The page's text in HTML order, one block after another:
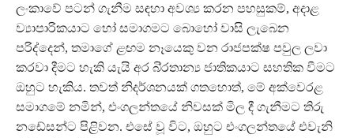
ලංකාවේ පටන් ගැනීම සඳහා අවශ්‍ය කරන පහසුකම්, අදාළ
ව්‍යාපාරිකයාට හෝ සමාගමට බොහෝ වාසි ලැබෙන
පරිද්දෙන්, තමාගේ ළඟම නෑයෙකු වන රාජපක්ෂ පවුල ලවා
කරවා දීමට හැකි යැයි අර බි්‍රතාන්‍ය ජාතිකයාට සහතික වීමට
ඔහුට හැකිය. තවත් නිදර්ශනයක් ගතහොත්, මේ අක්වෙරළ
සමාගමේ නමින්, එංගලන්තයේ නිවසක් මිල දී ගැනීමට තිරු
නඩේසන්ට පිළිවන. එසේ වූ විට, ඔහුට එංගලන්තයේ එවැනි